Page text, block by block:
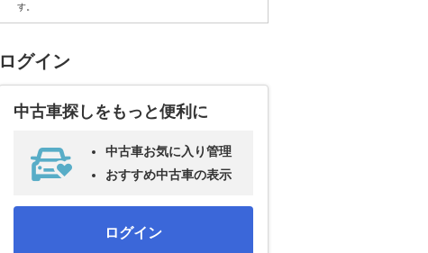
す。
ログイン
中古車探しをもっと便利に
中古車お気に入り管理
おすすめ中古車の表示
ログイン